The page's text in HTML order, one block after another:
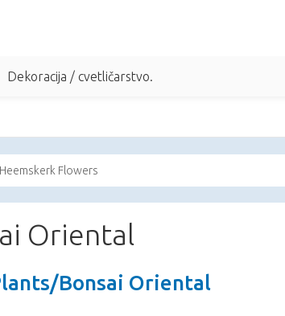
Dekoracija / cvetličarstvo.
Flowers
Oriental
Bonsai Oriental